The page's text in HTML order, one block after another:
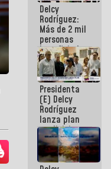
Delcy
Rodríguez:
Más de 2 mil
personas
beneficiadas
con planes
para
atención de
emergencia
sísmica en
la última
semana
Presidenta
(E) Delcy
Rodríguez
lanza plan
crediticio
con subsidio
a Juntas de
Condominio